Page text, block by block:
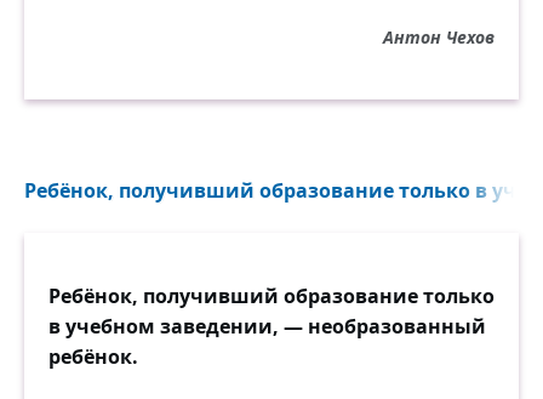
Антон Чехов
Ребёнок, получивший образование только в
Ребёнок, получивший образование только
в учебном заведении, — необразованный
ребёнок.